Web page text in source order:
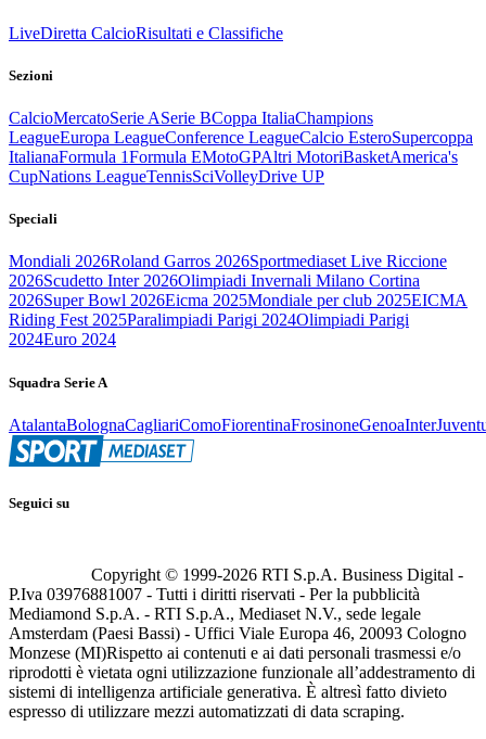
LiveDiretta CalcioRisultati e Classifiche
Sezioni
CalcioMercatoSerie ASerie BCoppa ItaliaChampions
LeagueEuropa LeagueConference LeagueCalcio EsteroSupercoppa
ItalianaFormula 1Formula EMotoGPAltri MotoriBasketAmerica's
CupNations LeagueTennisSciVolleyDrive UP
Speciali
Mondiali 2026Roland Garros 2026Sportmediaset Live Riccione
2026Scudetto Inter 2026Olimpiadi Invernali Milano Cortina
2026Super Bowl 2026Eicma 2025Mondiale per club 2025EICMA
Riding Fest 2025Paralimpiadi Parigi 2024Olimpiadi Parigi
2024Euro 2024
Squadra Serie A
AtalantaBolognaCagliariComoFiorentinaFrosinoneGenoaInter
Seguici su
Copyright © 1999-2026 RTI S.p.A. Business Digital -
P.Iva 03976881007 - Tutti i diritti riservati - Per la pubblicità
Mediamond S.p.A. - RTI S.p.A., Mediaset N.V., sede legale
Amsterdam (Paesi Bassi) - Uffici Viale Europa 46, 20093 Cologno
Monzese (MI)Rispetto ai contenuti e ai dati personali trasmessi e/o
riprodotti è vietata ogni utilizzazione funzionale all’addestramento di
sistemi di intelligenza artificiale generativa. È altresì fatto divieto
espresso di utilizzare mezzi automatizzati di data scraping.